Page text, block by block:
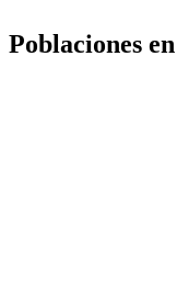
Poblaciones